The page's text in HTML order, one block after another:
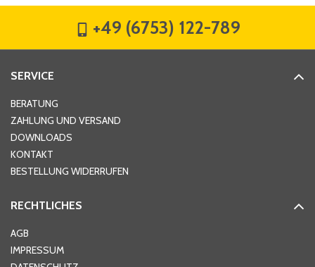
Hausnummer
Ort*
+49 (6753) 122-789
SERVICE
BERATUNG
ZAHLUNG UND VERSAND
DOWNLOADS
KONTAKT
BESTELLUNG WIDERRUFEN
RECHTLICHES
AGB
IMPRESSUM